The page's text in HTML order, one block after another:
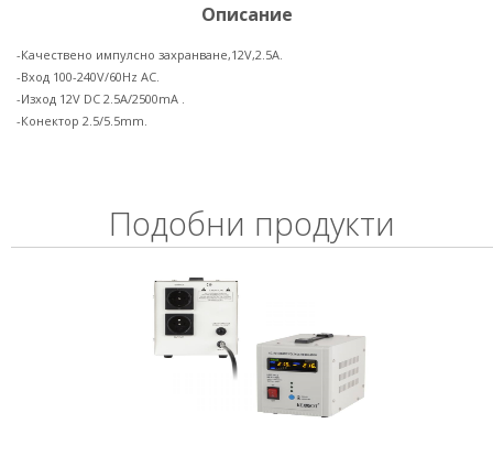
Описание
-Качествено импулсно захранване,12V,2.5A.
-Вход 100-240V/60Hz AC.
-Изход 12V DC 2.5A/2500mA .
-Конектор 2.5/5.5mm.
Подобни продукти